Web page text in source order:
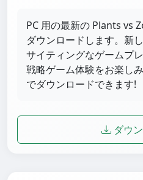
PC 用の最新の Plants vs
ダウンロードします。新
サイティングなゲームプ
戦略ゲーム体験をお楽し
でダウンロードできます!
ダウ